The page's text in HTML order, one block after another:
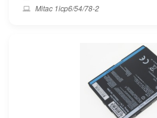
Mitac 1icp6/54/78-2